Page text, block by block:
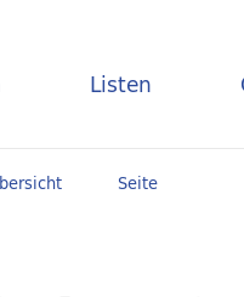
Listen
Seite